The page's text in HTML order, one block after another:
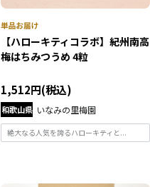
【ハローキティコラボ】紀州南高
梅はちみつうめ 4粒
1,512円(税込)
和歌山県 いなみの里梅園
絶大なる人気を誇るハローキティと...